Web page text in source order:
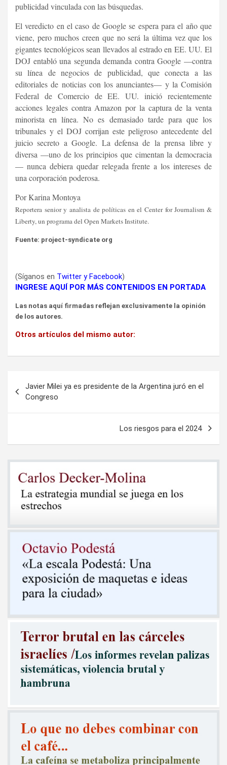
publicidad vinculada con las búsquedas.
El veredicto en el caso de Google se espera para el año que
viene, pero muchos creen que no será la última vez que los
gigantes tecnológicos sean llevados al estrado en EE. UU. El
DOJ entabló una segunda demanda contra Google —contra
su línea de negocios de publicidad, que conecta a las
editoriales de noticias con los anunciantes— y la Comisión
Federal de Comercio de EE. UU. inició recientemente
acciones legales contra Amazon por la captura de la venta
minorista en línea. No es demasiado tarde para que los
tribunales y el DOJ corrijan este peligroso antecedente del
juicio secreto a Google. La defensa de la prensa libre y
diversa —uno de los principios que cimentan la democracia
— nunca debiera quedar relegada frente a los intereses de
una corporación poderosa.
Por Karina Montoya
Reportera senior y analista de políticas en el Center for Journalism &
Liberty, un programa del Open Markets Institute.
Fuente: project-syndicate org
(Síganos en Twitter yFacebook)
INGRESE AQUÍ POR MÁS CONTENIDOS EN PORTADA
Las notas aquí firmadas reflejan exclusivamente la opinión
de los autores.
Otros artículos del mismo autor:
de
entradas
Javier Milei ya es presidente de la Argentina juró en el
Congreso
Los riesgos para el 2024